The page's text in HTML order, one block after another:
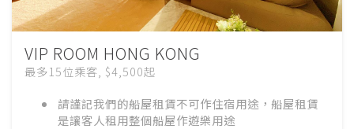
VIP ROOM HONG KONG
最多15位乘客, $4,500起
請謹記我們的船屋租賃不可作住宿用途，船屋租賃
是讓客人租用整個船屋作遊樂用途